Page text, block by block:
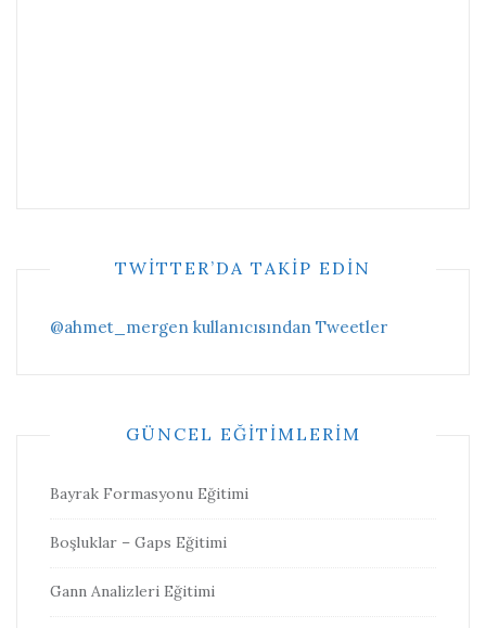
TWITTER’DA TAKIP EDIN
@ahmet_mergen kullanıcısından Tweetler
GÜNCEL EĞITIMLERIM
Bayrak Formasyonu Eğitimi
Boşluklar – Gaps Eğitimi
Gann Analizleri Eğitimi